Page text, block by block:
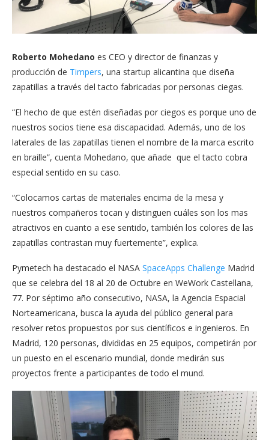
Roberto Mohedano es CEO y director de finanzas y
producción de Timpers, una startup alicantina que diseña
zapatillas a través del tacto fabricadas por personas ciegas.
“El hecho de que estén diseñadas por ciegos es porque uno de
nuestros socios tiene esa discapacidad. Además, uno de los
laterales de las zapatillas tienen el nombre de la marca escrito
en braille”, cuenta Mohedano, que añade que el tacto cobra
especial sentido en su caso.
“Colocamos cartas de materiales encima de la mesa y
nuestros compañeros tocan y distinguen cuáles son los mas
atractivos en cuanto a ese sentido, también los colores de las
zapatillas contrastan muy fuertemente”, explica.
Pymetech ha destacado el NASA SpaceApps Challenge Madrid
que se celebra del 18 al 20 de Octubre en WeWork Castellana,
77. Por séptimo año consecutivo, NASA, la Agencia Espacial
Norteamericana, busca la ayuda del público general para
resolver retos propuestos por sus científicos e ingenieros. En
Madrid, 120 personas, divididas en 25 equipos, competirán por
un puesto en el escenario mundial, donde medirán sus
proyectos frente a participantes de todo el mund.